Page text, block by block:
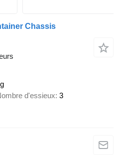
Chassis
d'essieux 3